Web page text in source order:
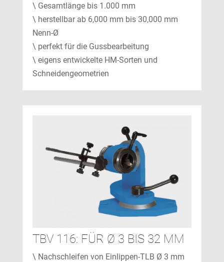
\ Gesamtlänge bis 1.000 mm
\ herstellbar ab 6,000 mm bis 30,000 mm
Nenn-Ø
\ perfekt für die Gussbearbeitung
\ eigens entwickelte HM-Sorten und
Schneidengeometrien
TBV 116: FÜR Ø 3 BIS 32 MM
\ Nachschleifen von Einlippen-TLB Ø 3 mm